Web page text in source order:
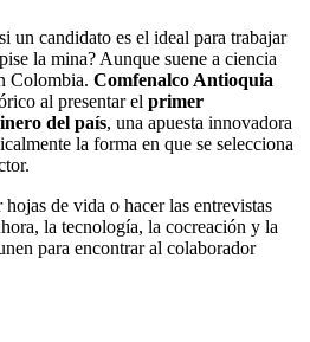
un candidato es el ideal para trabajar
la mina? Aunque suene a ciencia
Colombia. Comfenalco Antioquia
al presentar el primer
del país, una apuesta innovadora
la forma en que se selecciona
de vida o hacer las entrevistas
la tecnología, la cocreación y la
para encontrar al colaborador